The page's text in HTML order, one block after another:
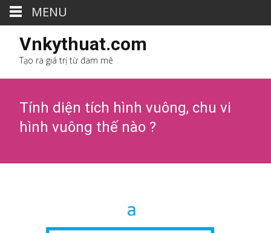
Vnkythuat.com
Tạo ra giá trị từ đam mê
Tính diện tích hình vuông, chu vi
hình vuông thế nào ?
MENU